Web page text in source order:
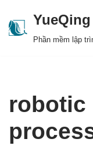
Skip
Phần mềm lập
robotic